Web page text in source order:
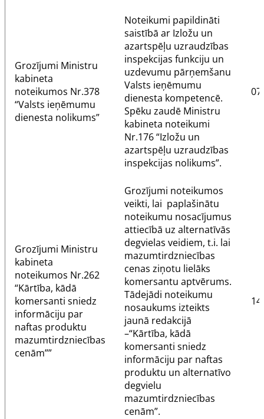
Grozījumi Ministru
kabineta
noteikumos Nr.378
“Valsts ieņēmumu
dienesta nolikums”
Noteikumi papildināti
saistībā ar Izložu un
azartspēļu uzraudzības
inspekcijas funkciju un
uzdevumu pārņemšanu
Valsts ieņēmumu
dienesta kompetencē.
Spēku zaudē Ministru
kabineta noteikumi
Nr.176 “Izložu un
azartspēļu uzraudzības
inspekcijas nolikums”.
Grozījumi Ministru
kabineta
noteikumos Nr.262
“Kārtība, kādā
komersanti sniedz
informāciju par
naftas produktu
mazumtirdzniecības
cenām””
Grozījumi noteikumos
veikti, lai paplašinātu
noteikumu nosacījumus
attiecībā uz alternatīvās
degvielas veidiem, t.i. lai
mazumtirdzniecības
cenas ziņotu lielāks
komersantu aptvērums.
Tādejādi noteikumu
nosaukums izteikts
jaunā redakcijā
–“Kārtība, kādā
komersanti sniedz
informāciju par naftas
produktu un alternatīvo
degvielu
mazumtirdzniecības
cenām”.